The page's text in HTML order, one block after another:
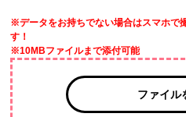
※データをお持ちでない場合はスマホで
す！
※10MBファイルまで添付可能
ファイル